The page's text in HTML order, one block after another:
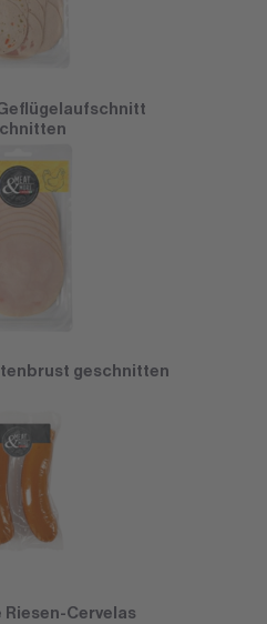
geschnitten
Riesen-Cervelas